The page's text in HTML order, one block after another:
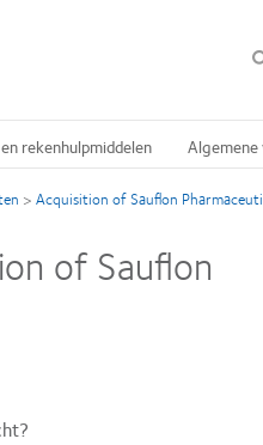
rekenhulpmiddelen
> Acquisition of Sauflon
of Sauflon